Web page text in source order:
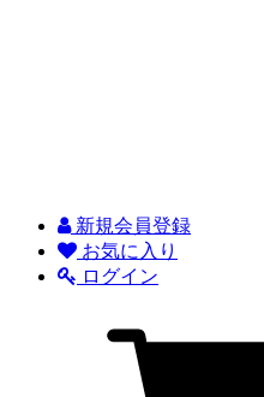
新規会員登録
お気に入り
ログイン